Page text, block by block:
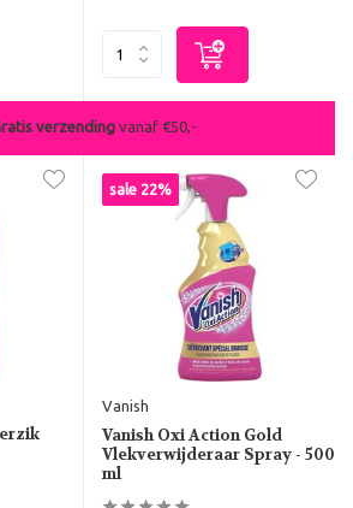
beste deals van NL & BE
sale 22%
Vanish
Vanish Oxi Action Gold
Vlekverwijderaar Spray - 500
ml